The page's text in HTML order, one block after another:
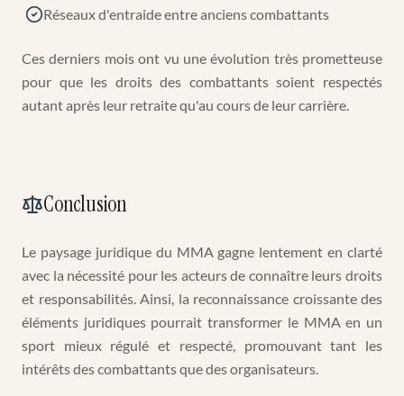
Réseaux d'entraide entre anciens combattants
Ces derniers mois ont vu une évolution très prometteuse
pour que les droits des combattants soient respectés
autant après leur retraite qu'au cours de leur carrière.
Conclusion
Le paysage juridique du MMA gagne lentement en clarté
avec la nécessité pour les acteurs de connaître leurs droits
et responsabilités. Ainsi, la reconnaissance croissante des
éléments juridiques pourrait transformer le MMA en un
sport mieux régulé et respecté, promouvant tant les
intérêts des combattants que des organisateurs.